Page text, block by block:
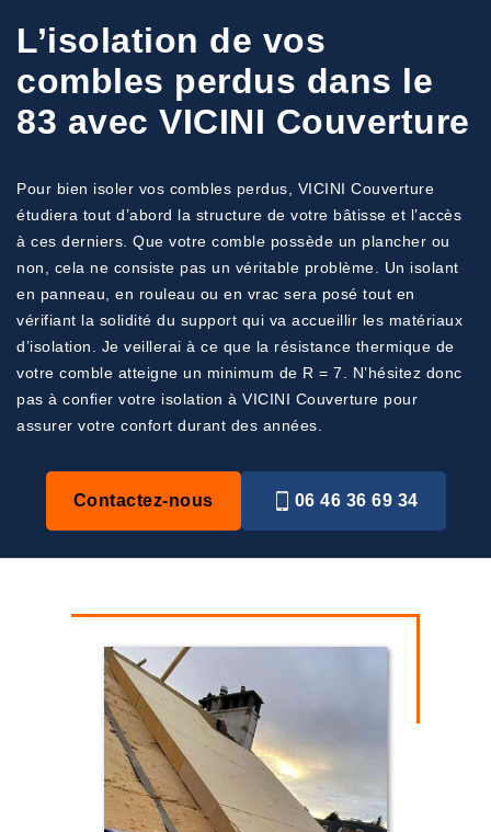
L’isolation de vos
combles perdus dans le
83 avec VICINI Couverture
Pour bien isoler vos combles perdus, VICINI Couverture
étudiera tout d’abord la structure de votre bâtisse et l’accès
à ces derniers. Que votre comble possède un plancher ou
non, cela ne consiste pas un véritable problème. Un isolant
en panneau, en rouleau ou en vrac sera posé tout en
vérifiant la solidité du support qui va accueillir les matériaux
d’isolation. Je veillerai à ce que la résistance thermique de
votre comble atteigne un minimum de R = 7. N’hésitez donc
pas à confier votre isolation à VICINI Couverture pour
assurer votre confort durant des années.
Contactez-nous 06 46 36 69 34